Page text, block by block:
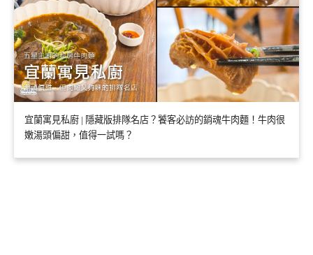
宜蘭寓見私廚 | 隱藏版排隊名店？饕客必訪的銷魂牛肉麵！牛肉很
嫩湯頭偏甜，值得一試嗎？